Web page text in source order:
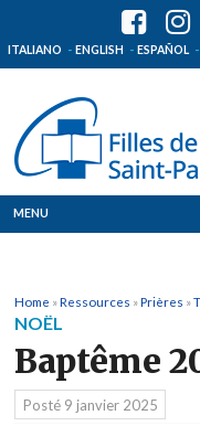
ITALIANO ENGLISH ESPAÑOL
MENU
Où sommes-nous
News
Ressources
Home »Ressources »Prières »
NOËL
Baptême
Posté 9 janvier 2025